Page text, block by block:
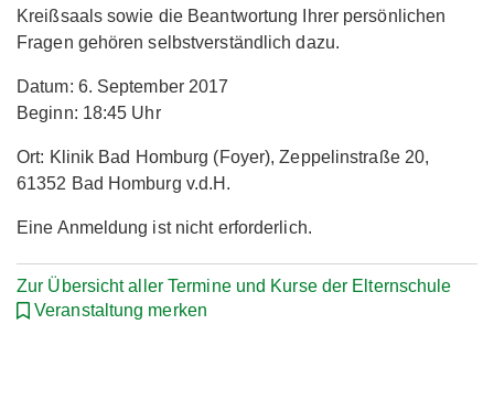
Kreißsaals sowie die Beantwortung Ihrer persönlichen
Fragen gehören selbstverständlich dazu.
Datum: 6. September 2017
Beginn: 18:45 Uhr
Ort: Klinik Bad Homburg (Foyer), Zeppelinstraße 20,
61352 Bad Homburg v.d.H.
Eine Anmeldung ist nicht erforderlich.
Zur Übersicht aller Termine und Kurse der Elternschule
Veranstaltung merken